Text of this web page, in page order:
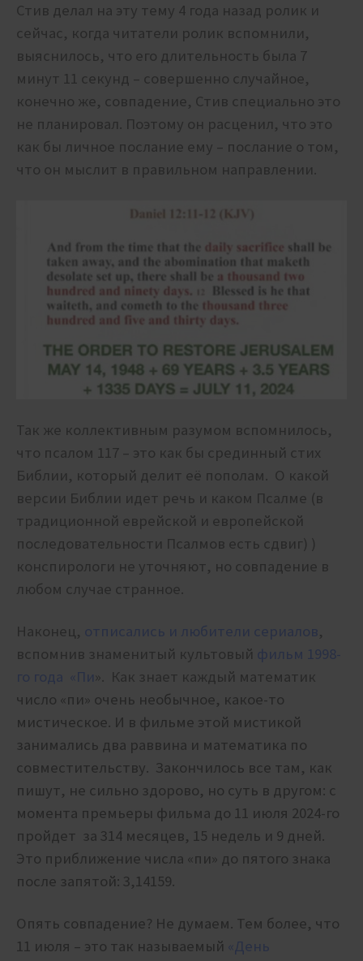
Стив делал на эту тему 4 года назад ролик и
сейчас, когда читатели ролик вспомнили,
выяснилось, что его длительность была 7
минут 11 секунд – совершенно случайное,
конечно же, совпадение, Стив специально это
не планировал. Поэтому он расценил, что это
как бы личное послание ему – послание о том,
что он мыслит в правильном направлении.
Так же коллективным разумом вспомнилось,
что псалом 117 – это как бы срединный стих
Библии, который делит её пополам. О какой
версии Библии идет речь и каком Псалме (в
традиционной еврейской и европейской
последовательности Псалмов есть сдвиг) )
конспирологи не уточняют, но совпадение в
любом случае странное.
Наконец, отписались и любители сериалов,
вспомнив знаменитый культовый фильм 1998-
го года «Пи ». Как знает каждый математик
число «пи» очень необычное, какое-то
мистическое. И в фильме этой мистикой
занимались два раввина и математика по
совместительству. Закончилось все там, как
пишут, не сильно здорово, но суть в другом: с
момента премьеры фильма до 11 июля 2024-го
пройдет за 314 месяцев, 15 недель и 9 дней.
Это приближение числа «пи» до пятого знака
после запятой: 3,14159.
Опять совпадение? Не думаем. Тем более, что
11 июля – это так называемый «День